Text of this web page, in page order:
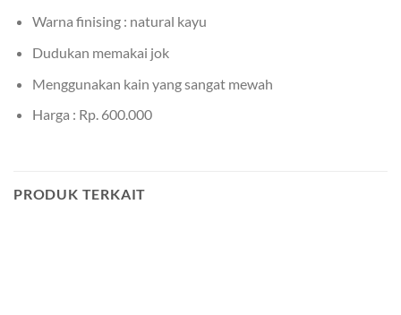
Warna finising : natural kayu
Dudukan memakai jok
Menggunakan kain yang sangat mewah
Harga : Rp. 600.000
PRODUK TERKAIT